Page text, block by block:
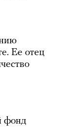
Ее отец
фонд